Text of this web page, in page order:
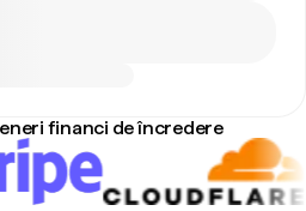
financi de încredere